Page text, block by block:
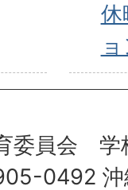
休
委員会 学
0492 沖